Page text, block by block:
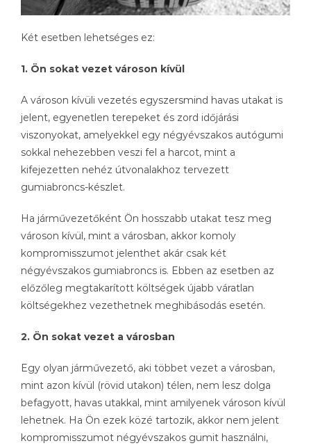
Két esetben lehetséges ez:
1. Ön sokat vezet városon kívül
A városon kívüli vezetés egyszersmind havas utakat is
jelent, egyenetlen terepeket és zord időjárási
viszonyokat, amelyekkel egy négyévszakos autógumi
sokkal nehezebben veszi fel a harcot, mint a
kifejezetten nehéz útvonalakhoz tervezett
gumiabroncs-készlet.
Ha járművezetőként Ön hosszabb utakat tesz meg
városon kívül, mint a városban, akkor komoly
kompromisszumot jelenthet akár csak két
négyévszakos gumiabroncs is. Ebben az esetben az
előzőleg megtakarított költségek újabb váratlan
költségekhez vezethetnek meghibásodás esetén.
2. Ön sokat vezet a városban
Egy olyan járművezető, aki többet vezet a városban,
mint azon kívül (rövid utakon) télen, nem lesz dolga
befagyott, havas utakkal, mint amilyenek városon kívül
lehetnek. Ha Ön ezek közé tartozik, akkor nem jelent
kompromisszumot négyévszakos gumit használni,